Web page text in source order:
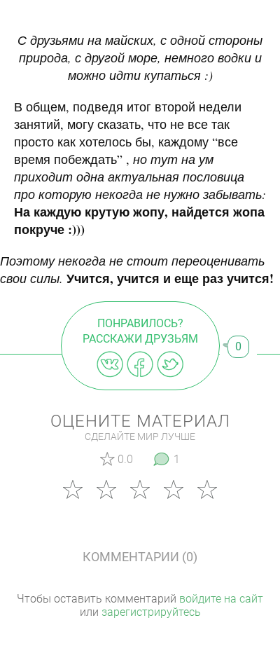
С друзьями на майских, с одной стороны
природа, с другой море, немного водки и
можно идти купаться :)
В общем, подведя итог второй недели
занятий, могу сказать, что не все так
просто как хотелось бы, каждому “все
время побеждать” , но тут на ум
приходит одна актуальная пословица
про которую некогда не нужно забывать:
На каждую крутую жопу, найдется жопа
покруче :)))
Поэтому некогда не стоит переоценивать
свои силы. Учится, учится и еще раз учится!
ПОНРАВИЛОСЬ?
РАССКАЖИ ДРУЗЬЯМ
0
ОЦЕНИТЕ МАТЕРИАЛ
СДЕЛАЙТЕ МИР ЛУЧШЕ
0.0 1
КОММЕНТАРИИ (0)
Чтобы оставить комментарий войдите на сайт
или зарегистрируйтесь